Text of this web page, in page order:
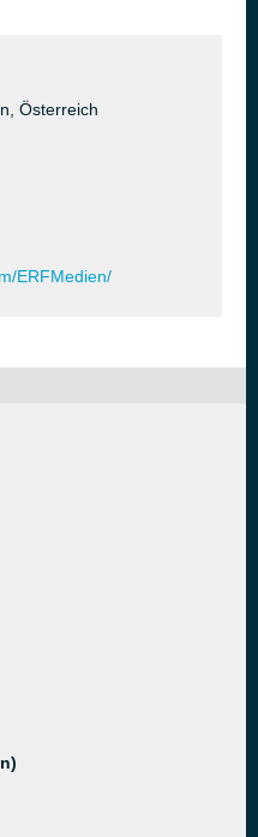
Österreich
ERFMedien/